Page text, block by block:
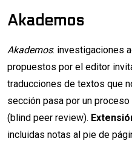
Akademos
Akademos: investigaciones
propuestos por el editor
traducciones de textos que
sección pasa por un
(blind peer review).
incluidas notas al pie de